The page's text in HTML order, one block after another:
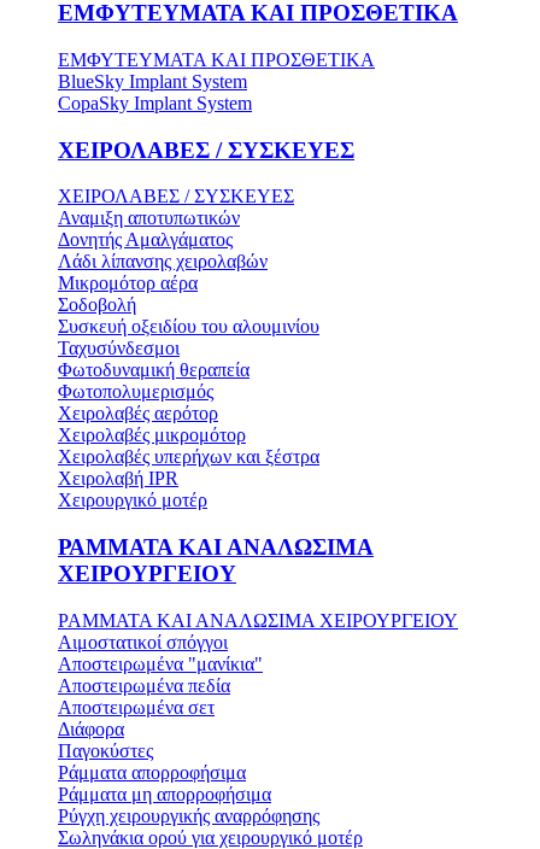
ΕΜΦΥΤΕΥΜΑΤΑ ΚΑΙ ΠΡΟΣΘΕΤΙΚΑ
ΕΜΦΥΤΕΥΜΑΤΑ ΚΑΙ ΠΡΟΣΘΕΤΙΚΑ
BlueSky Implant System
CopaSky Implant System
ΧΕΙΡΟΛΑΒΕΣ / ΣΥΣΚΕΥΕΣ
ΧΕΙΡΟΛΑΒΕΣ / ΣΥΣΚΕΥΕΣ
Αναμιξη αποτυπωτικών
Δονητής Αμαλγάματος
Λάδι λίπανσης χειρολαβών
Μικρομότορ αέρα
Σοδοβολή
Συσκευή οξειδίου του αλουμινίου
Ταχυσύνδεσμοι
Φωτοδυναμική θεραπεία
Φωτοπολυμερισμός
Χειρολαβές αερότορ
Χειρολαβές μικρομότορ
Χειρολαβές υπερήχων και ξέστρα
Χειρολαβή IPR
Χειρουργικό μοτέρ
ΡΑΜΜΑΤΑ ΚΑΙ ΑΝΑΛΩΣΙΜΑ
ΧΕΙΡΟΥΡΓΕΙΟΥ
ΡΑΜΜΑΤΑ ΚΑΙ ΑΝΑΛΩΣΙΜΑ ΧΕΙΡΟΥΡΓΕΙΟΥ
Αιμοστατικοί σπόγγοι
Αποστειρωμένα "μανίκια"
Αποστειρωμένα πεδία
Αποστειρωμένα σετ
Διάφορα
Παγοκύστες
Ράμματα απορροφήσιμα
Ράμματα μη απορροφήσιμα
Ρύγχη χειρουργικής αναρρόφησης
Σωληνάκια ορού για χειρουργικό μοτέρ